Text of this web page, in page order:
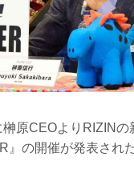
榊原CEOよりRIZINの
』の開催が発表された